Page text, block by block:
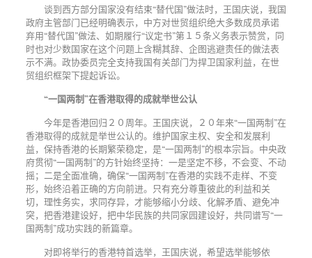
谈到西方部分国家没有结束“替代国”做法时，王国庆说，我国
政府主管部门已经明确表示，中方对世贸组织绝大多数成员承诺
弃用“替代国”做法、如期履行“议定书”第１５条义务表示赞赏，同
时也对少数国家在这个问题上含糊其辞、企图逃避责任的做法表
示不满。政协委员完全支持我国有关部门为捍卫国家利益，在世
贸组织框架下提起诉讼。
“一国两制”在香港取得的成就举世公认
今年是香港回归２０周年。王国庆说，２０年来“一国两制”在
香港取得的成就是举世公认的。维护国家主权、安全和发展利
益，保持香港的长期繁荣稳定，是“一国两制”的根本宗旨。中央政
府贯彻“一国两制”的方针始终坚持：一是坚定不移，不会变、不动
摇；二是全面准确，确保“一国两制”在香港的实践不走样、不变
形，始终沿着正确的方向前进。只有充分尊重彼此的利益和关
切，理性务实，求同存异，才能够缩小分歧、化解矛盾、避免冲
突，把香港建设好，把中华民族的共同家园建设好，共同谱写“一
国两制”成功实践的新篇章。
对即将举行的香港特首选举，王国庆说，希望选举能够依